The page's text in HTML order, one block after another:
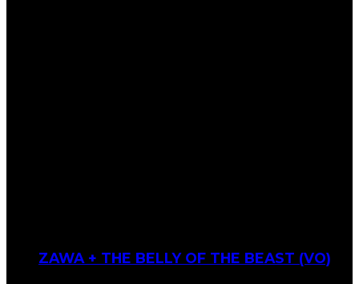
ZAWA + THE BELLY OF THE BEAST (VO)